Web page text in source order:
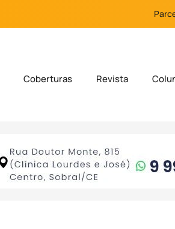
Coberturas Revista